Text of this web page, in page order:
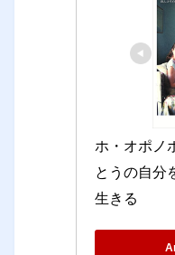
ホ・オポノ
とうの自分
生きる